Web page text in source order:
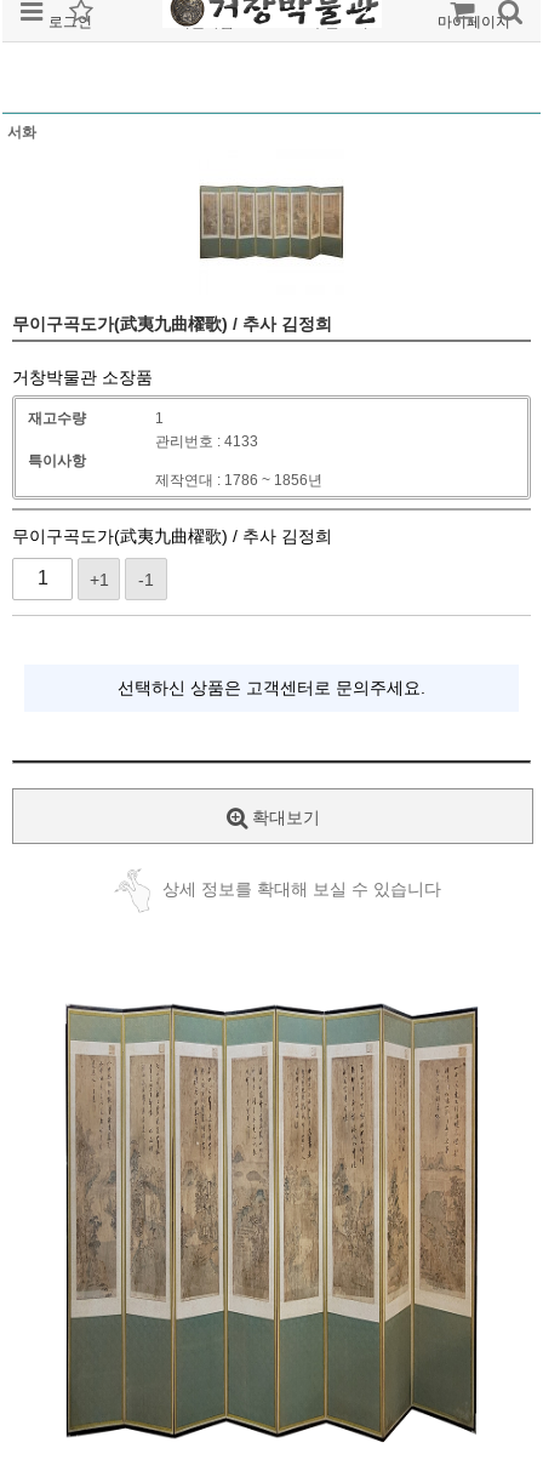
로그인 회원가입 주문조회 마이페이지
서화
무이구곡도가(武夷九曲櫂歌) / 추사 김정희
거창박물관 소장품
재고수량 1
특이사항
관리번호 : 4133
제작연대 : 1786 ~ 1856년
무이구곡도가(武夷九曲櫂歌) / 추사 김정희
+1 -1
선택하신 상품은 고객센터로 문의주세요.
확대보기
상세 정보를 확대해 보실 수 있습니다